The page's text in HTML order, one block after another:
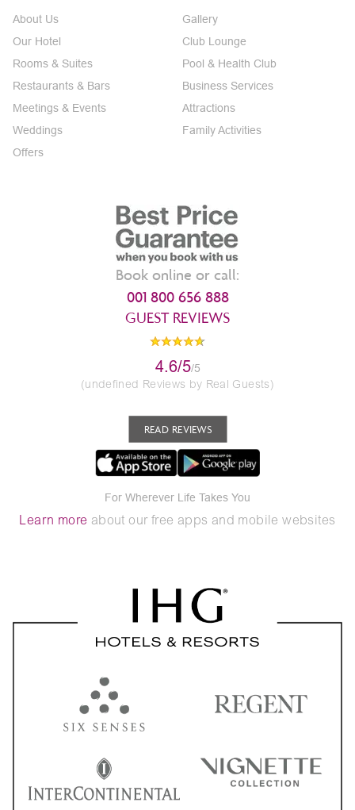
About Us
Our Hotel
Rooms & Suites
Restaurants & Bars
Meetings & Events
Weddings
Offers
Gallery
Club Lounge
Pool & Health Club
Business Services
Attractions
Family Activities
Book online or call:
001 800 656 888
GUEST REVIEWS
4.6/5/5
(undefined Reviews by Real Guests)
READ REVIEWS
For Wherever Life Takes You
Learn more about our free apps and mobile websites